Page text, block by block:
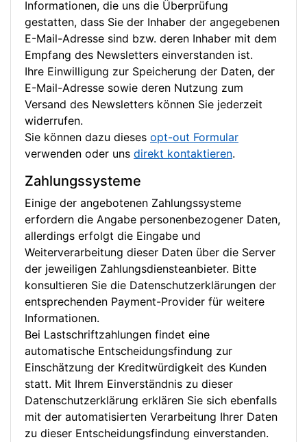
Informationen, die uns die Überprüfung
gestatten, dass Sie der Inhaber der angegebenen
E-Mail-Adresse sind bzw. deren Inhaber mit dem
Empfang des Newsletters einverstanden ist.
Ihre Einwilligung zur Speicherung der Daten, der
E-Mail-Adresse sowie deren Nutzung zum
Versand des Newsletters können Sie jederzeit
widerrufen.
Sie können dazu dieses opt-out Formular
verwenden oder uns direkt kontaktieren.
Zahlungssysteme
Einige der angebotenen Zahlungssysteme
erfordern die Angabe personenbezogener Daten,
allerdings erfolgt die Eingabe und
Weiterverarbeitung dieser Daten über die Server
der jeweiligen Zahlungsdiensteanbieter. Bitte
konsultieren Sie die Datenschutzerklärungen der
entsprechenden Payment-Provider für weitere
Informationen.
Bei Lastschriftzahlungen findet eine
automatische Entscheidungsfindung zur
Einschätzung der Kreditwürdigkeit des Kunden
statt. Mit Ihrem Einverständnis zu dieser
Datenschutzerklärung erklären Sie sich ebenfalls
mit der automatisierten Verarbeitung Ihrer Daten
zu dieser Entscheidungsfindung einverstanden.